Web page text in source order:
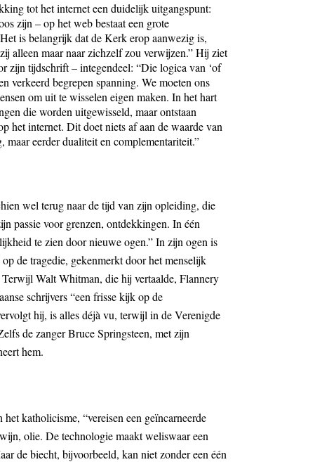
tot het internet een duidelijk uitgangspunt:
zijn – op het web bestaat een grote
is belangrijk dat de Kerk erop aanwezig is,
alleen maar naar zichzelf zou verwijzen.” Hij ziet
zijn tijdschrift – integendeel: “Die logica van ‘of
verkeerd begrepen spanning. We moeten ons
om uit te wisselen eigen maken. In het hart
die worden uitgewisseld, maar ontstaan
het internet. Dit doet niets af aan de waarde van
maar eerder dualiteit en complementariteit.”
wel terug naar de tijd van zijn opleiding, die
passie voor grenzen, ontdekkingen. In één
te zien door nieuwe ogen.” In zijn ogen is
de tragedie, gekenmerkt door het menselijk
Walt Whitman, die hij vertaalde, Flannery
schrijvers “een frisse kijk op de
hij, is alles déjà vu, terwijl in de Verenigde
de zanger Bruce Springsteen, met zijn
hem.
katholicisme, “vereisen een geïncarneerde
olie. De technologie maakt weliswaar een
de biecht, bijvoorbeeld, kan niet zonder een één